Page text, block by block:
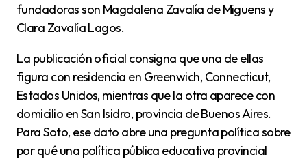
fundadoras son Magdalena Zavalía de Miguens y
Clara Zavalía Lagos.
La publicación oficial consigna que una de ellas
figura con residencia en Greenwich, Connecticut,
Estados Unidos, mientras que la otra aparece con
domicilio en San Isidro, provincia de Buenos Aires.
Para Soto, ese dato abre una pregunta política sobre
por qué una política pública educativa provincial